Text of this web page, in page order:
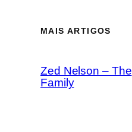
MAIS ARTIGOS
Zed Nelson – The
Family